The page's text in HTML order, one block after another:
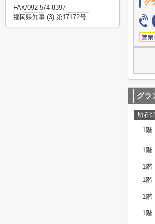
グ
グラ
所在
1階
1階
1階
1階
1階
1階
FAX/092-574-8397
福岡県知事 (3) 第17172号